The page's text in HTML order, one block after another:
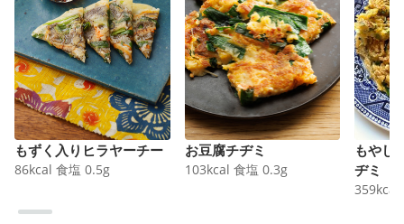
もずく入りヒラヤーチー
86kcal 食塩 0.5g
お豆腐チヂミ
103kcal 食塩 0.3g
もやし
ヂミ
359kcal